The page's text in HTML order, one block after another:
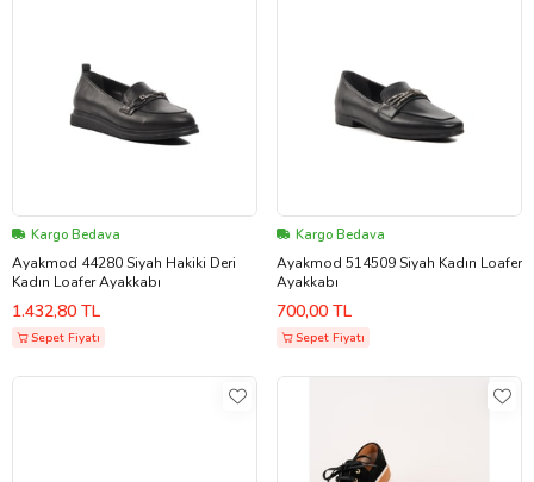
Kargo Bedava
Ayakmod 44280 Siyah Hakiki Deri
Kadın Loafer Ayakkabı
1.432,80 TL
Sepet Fiyatı
Kargo Bedava
Ayakmod 514509 Siyah Kadın Loafer
Ayakkabı
700,00 TL
Sepet Fiyatı